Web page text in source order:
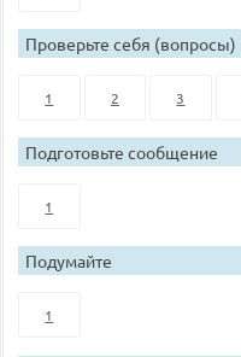
Проверьте себя (вопросы)
1 2 3
Подготовьте сообщение
1
Подумайте
1